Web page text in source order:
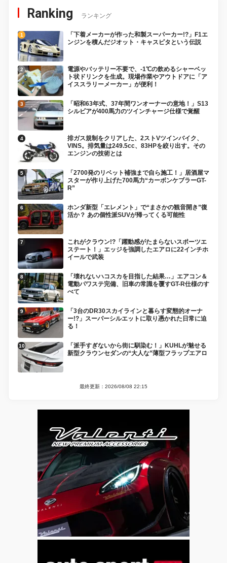
Ranking ランキング
「下着メーカーが作った和製スーパーカー!?」F1エ
ンジンを積んだジオット・キャスピタという伝説
電源やバッテリー不要で、-1℃の飲めるシャーベッ
ト状ドリンクを生成。現場作業やアウトドアに「ア
イススラリーメーカー」が便利！
「昭和63年式、37年間ワンオーナーの意地！」S13
シルビアが400馬力のツインチャージ仕様で覚醒
排ガス規制をクリアした、2ストVツインバイク、
VINS。排気量は249.5cc、83HPを絞り出す。その
エンジンの技術とは
「2700発のリベット補強まで自ら施工！」居酒屋マ
スターが作り上げた700馬力“カーボンケブラーGT-
R”
ホンダ新型「エレメント」で“まさかの観音開き”復
活か？ あの個性派SUVが帰ってくる可能性
これがクラウン!?「躍動感がたまらないスポーツエ
ステート！」エッジを強調したエアロに22インチホ
イールで武装
「壊れないハコスカを目指した結果…」エアコン＆
電動パワステ完備、旧車の常識を覆すGT-R仕様のす
べて
「3台のDR30スカイラインと暮らす変態的オーナ
ー!?」スーパーシルエットに取り憑かれた日常に迫
る！
「派手すぎないから街に馴染む！」KUHLが魅せる
新型クラウンセダンの“大人な”薄型フラップエアロ
最終更新：2026/08/08 22:15